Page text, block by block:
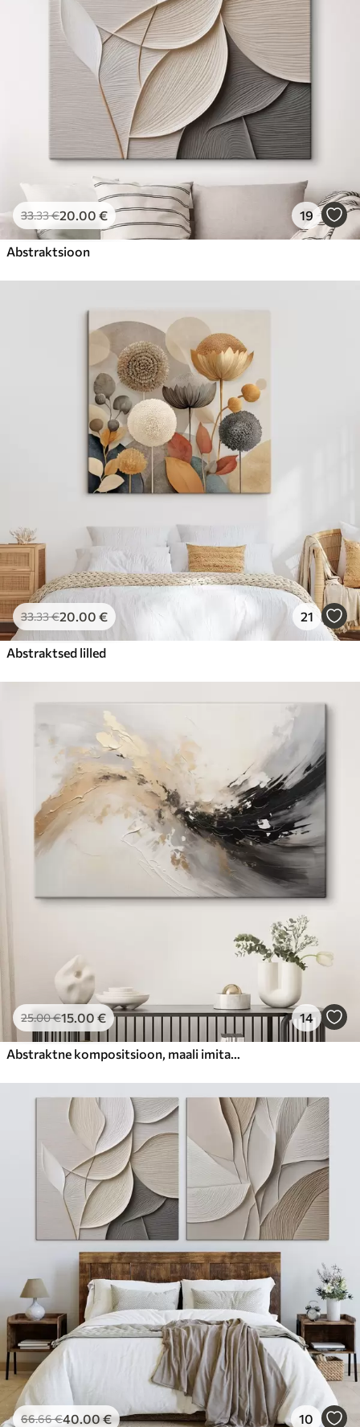
33.33€20.00 € 19
Abstraktsioon
33.33€20.00 € 21
Abstraktsed lilled
25.00€15.00 € 14
Abstraktne kompositsioon, maali imitatsioon
66.66€40.00€ 10